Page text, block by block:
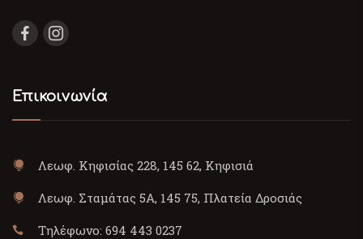
Επικοινωνία
Λεωφ. Κηφισίας 228, 145 62, Κηφισιά
Λεωφ. Σταμάτας 5Α, 145 75, Πλατεία Δροσιάς
Τηλέφωνο: 694 443 0237